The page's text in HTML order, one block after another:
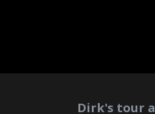
Dirk's tour